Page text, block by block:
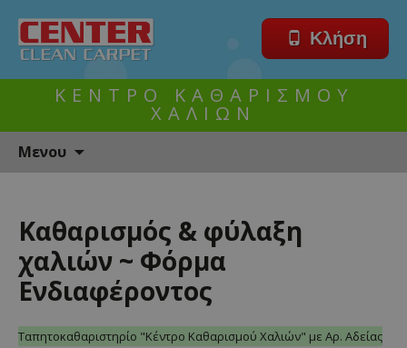
Κλήση
ΚΕΝΤΡΟ ΚΑΘΑΡΙΣΜΟΥ
ΧΑΛΙΩΝ
Μενου
Καθαρισμός
&
φύλαξη
χαλιών
~
Ενδιαφέροντος
Καθαρισμός & φύλαξη
χαλιών ~ Φόρμα
Ενδιαφέροντος
Ταπητοκαθαριστηρίο "Κέντρο Καθαρισμού Χαλιών" με Αρ. Αδείας